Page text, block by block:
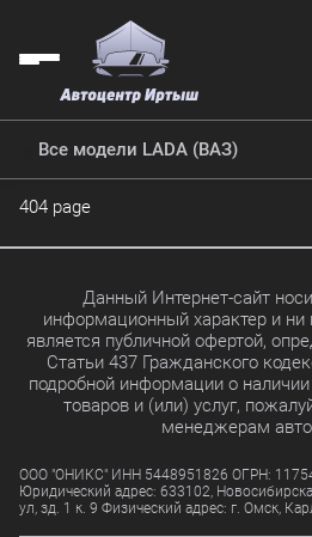
Все модели LADA (ВАЗ)
404 page
Данный Интернет-сайт
информационный характер и ни
является публичной офертой,
Статьи 437 Гражданского
подробной информации о
товаров и (или) услуг,
менеджерам
ООО "ОНИКС" ИНН 5448951826 ОГРН:
Юридический адрес: 633102,
ул, зд. 1 к. 9 Физический адрес: г. Омск,